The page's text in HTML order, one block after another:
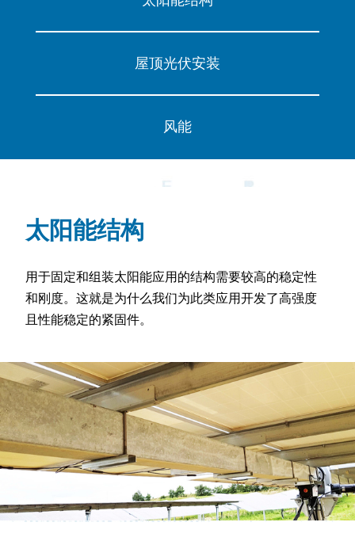
屋顶光伏安装
风能
太阳能结构
用于固定和组装太阳能应用的结构需要较高的稳定性
和刚度。这就是为什么我们为此类应用开发了高强度
且性能稳定的紧固件。